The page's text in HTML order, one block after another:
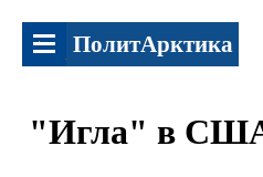
ПолитАрктика
"Игла" в